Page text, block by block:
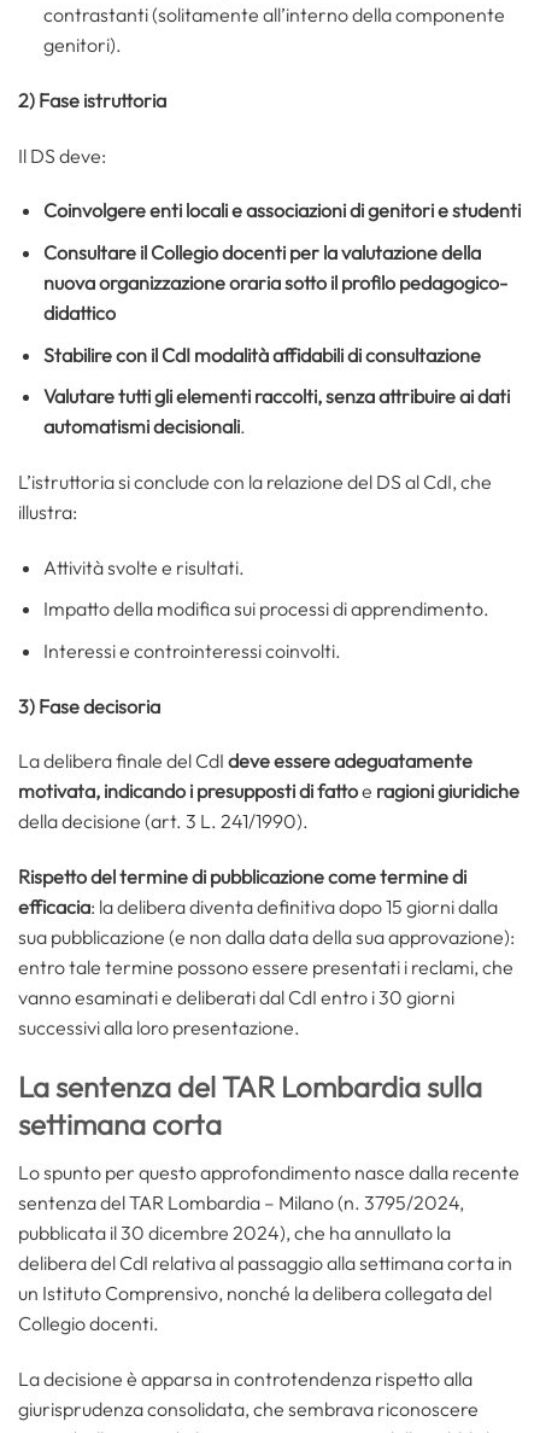
contrastanti (solitamente all’interno della componente
genitori).
2) Fase istruttoria
Il DS deve:
Coinvolgere enti locali e associazioni di genitori e studenti
Consultare il Collegio docenti per la valutazione della
nuova organizzazione orariasotto il profilo pedagogico-
didattico
Stabilire con il CdI modalità affidabili di consultazione
Valutare tutti gli elementi raccolti, senza attribuire ai dati
automatismi decisionali.
L’istruttoria si conclude con la relazione del DS al CdI, che
illustra:
Attività svolte e risultati.
Impatto della modifica sui processi di apprendimento.
Interessi e controinteressi coinvolti.
3) Fase decisoria
La delibera finale del CdI deve essere adeguatamente
motivata, indicando i presupposti di fattoe ragioni giuridiche
della decisione (art. 3 L. 241/1990).
Rispetto del termine di pubblicazione come termine di
efficacia: la delibera diventa definitiva dopo 15 giorni dalla
sua pubblicazione (e non dalla data della sua approvazione):
entro tale termine possono essere presentati i reclami, che
vanno esaminati e deliberati dal CdI entro i 30 giorni
successivi alla loro presentazione.
La sentenza del TAR Lombardia sulla
settimana corta
Lo spunto per questo approfondimento nasce dalla recente
sentenza del TAR Lombardia – Milano (n. 3795/2024,
pubblicata il 30 dicembre 2024), che ha annullato la
delibera del CdI relativa al passaggio alla settimana corta in
un Istituto Comprensivo, nonché la delibera collegata del
Collegio docenti.
La decisione è apparsa in controtendenza rispetto alla
giurisprudenza consolidata, che sembrava riconoscere